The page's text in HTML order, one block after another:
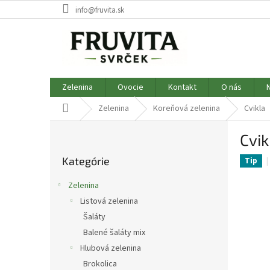
na
info@fruvita.sk
Zelenina Ovocie Kontakt O nás
Domov Zelenina Koreňová zelenina Cvikla
kategórie
Kategórie
Zelenina
Listová zelenina
Šaláty
Balené šaláty mix
Hlubová zelenina
Brokolica
Tip